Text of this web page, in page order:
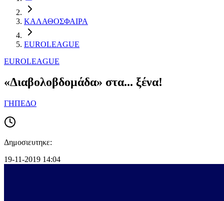
ΚΑΛΑΘΟΣΦΑΙΡΑ
EUROLEAGUE
EUROLEAGUE
«Διαβολοβδομάδα» στα... ξένα!
ΓΗΠΕΔΟ
Δημοσιευτηκε:
19-11-2019 14:04